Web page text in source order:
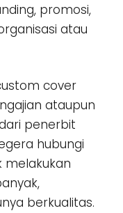
promosi,
atau
cover
ataupun
penerbit
hubungi
melakukan
berkualitas.